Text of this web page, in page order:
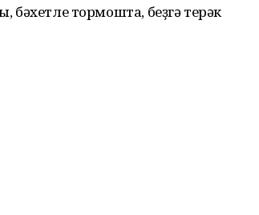
бәхетле тормошта, беҙгә терәк